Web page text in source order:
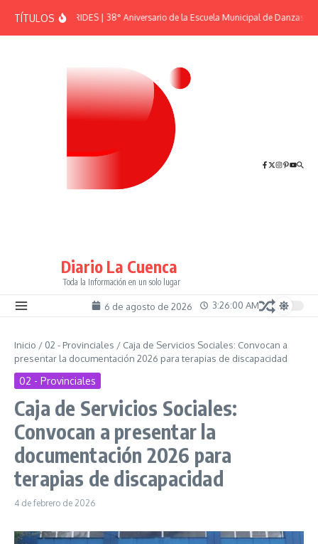
TÍTULOSEFEMÉRIDES | 38° Aniversario de la Escuela Municipal de Danzas “El
Diario La Cuenca
Toda la Información en un solo lugar
6 de agosto de 2026 3:26:00 AM
Inicio / 02 - Provinciales / Caja de Servicios Sociales: Convocan a
presentar la documentación 2026 para terapias de discapacidad
02 - Provinciales
Caja de Servicios Sociales:
Convocan a presentar la
documentación 2026 para
terapias de discapacidad
4 de febrero de 2026